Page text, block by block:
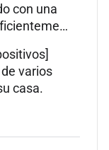
con una
varios
casa.